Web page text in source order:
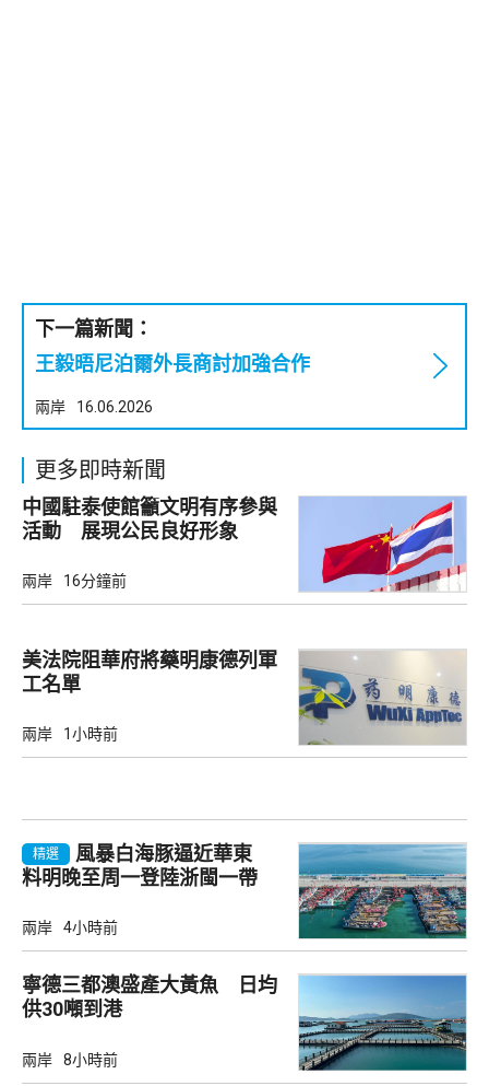
下一篇新聞：
王毅晤尼泊爾外長商討加強合作
兩岸 16.06.2026
更多即時新聞
中國駐泰使館籲文明有序參與
活動 展現公民良好形象
兩岸 16分鐘前
美法院阻華府將藥明康德列軍
工名單
兩岸 1小時前
精選
風暴白海豚逼近華東
料明晚至周一登陸浙閩一帶
兩岸 4小時前
寧德三都澳盛產大黃魚 日均
供30噸到港
兩岸 8小時前